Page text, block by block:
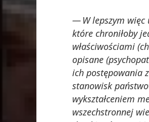
W lepszym
które chroniłoby
właściwościami
opisane
ich postępowania
stanowisk
wykształceniem
wszechstronnej